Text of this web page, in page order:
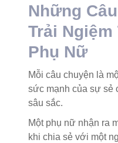
Những
Trải
Phụ Nữ
Mỗi câu chuyện là
sức mạnh của sự sẻ
sâu sắc.
Một phụ nữ nhận ra
khi chia sẻ với một